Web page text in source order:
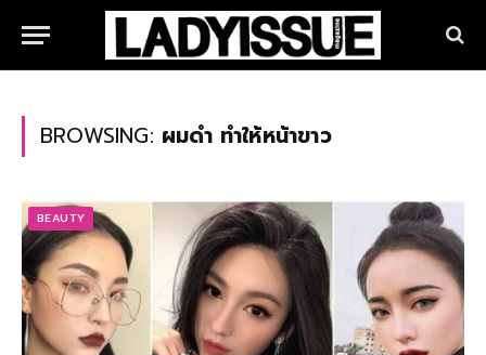
BROWSING: ผมดํา ทําให้หน้าขาว
BEAUTY